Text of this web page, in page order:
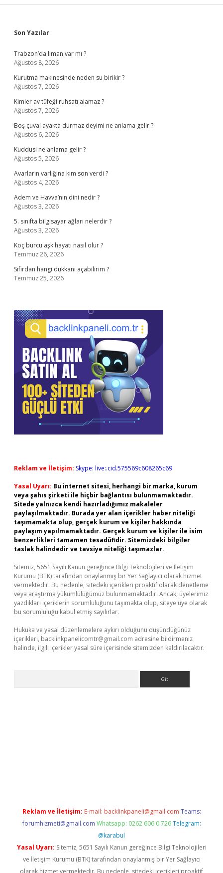
Sidebar
Son Yazılar
Trabzon’da liman var mı ?
Ağustos 8, 2026
Kurutma makinesinde neden su birikir ?
Ağustos 7, 2026
Kimler av tüfeği ruhsatı alamaz ?
Ağustos 7, 2026
Boş çuval ayakta durmaz deyimi ne anlama gelir ?
Ağustos 6, 2026
Kuddusi ne anlama gelir ?
Ağustos 5, 2026
Avarların varlığına kim son verdi ?
Ağustos 4, 2026
Adem ve Havva’nın dini nedir ?
Ağustos 3, 2026
5. sınıfta bilgisayar ağları nelerdir ?
Ağustos 3, 2026
Koç burcu aşk hayatı nasıl olur ?
Temmuz 26, 2026
Sıfırdan hangi dükkanı açabilirim ?
Temmuz 25, 2026
Reklam ve İletişim: Skype: live:.cid.575569c608265c69
Yasal Uyarı: Bu internet sitesi, herhangi bir marka, kurum
veya şahıs şirketi ile hiçbir bağlantısı bulunmamaktadır.
Sitede yalnızca kendi hazırladığımız makaleler
paylaşılmaktadır. Burada yer alan içerikler haber niteliği
taşımamakta olup, gerçek kurum ve kişiler hakkında
paylaşım yapılmamaktadır. Gerçek kurum ve kişiler ile isim
benzerlikleri tamamen tesadüfidir. Sitemizdeki bilgiler
taslak halindedir ve tavsiye niteliği taşımazlar.
Sitemiz, 5651 Sayılı Kanun gereğince Bilgi Teknolojileri ve İletişim
Kurumu (BTK) tarafından onaylanmış bir Yer Sağlayıcı olarak hizmet
vermektedir. Bu nedenle, sitedeki içerikleri proaktif olarak denetleme
veya araştırma yükümlülüğümüz bulunmamaktadır. Ancak, üyelerimiz
yazdıkları içeriklerin sorumluluğunu taşımakta olup, siteye üye olarak
bu sorumluluğu kabul etmiş sayılırlar.
Hukuka ve yasal düzenlemelere aykırı olduğunu düşündüğünüz
içerikleri, backlinkpanelicomtr@gmail.com adresine bildirmeniz
halinde, ilgili içerikler yasal süre içerisinde sitemizden kaldırılacaktır.
Reklam ve İletişim: E-mail: backlinkpaneli@gmail.com Teams:
forumhizmeti@gmail.com Whatsapp: 0262 606 0 726 Telegram:
@karabul
Yasal Uyarı: Sitemiz, 5651 Sayılı Kanun gereğince Bilgi Teknolojileri
ve İletişim Kurumu (BTK) tarafından onaylanmış bir Yer Sağlayıcı
olarak hizmet vermektedir. Bu nedenle, sitedeki içerikleri proaktif